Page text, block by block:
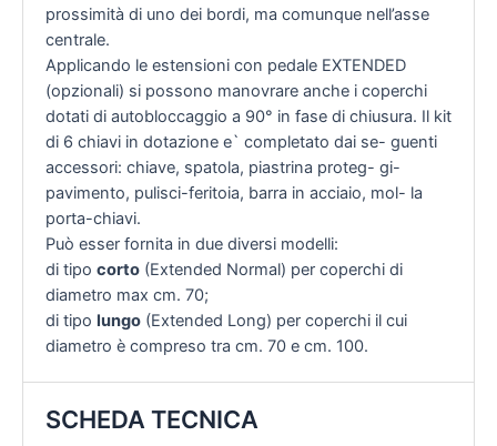
prossimità di uno dei bordi, ma comunque nell’asse
centrale.
Applicando le estensioni con pedale EXTENDED
(opzionali) si possono manovrare anche i coperchi
dotati di autobloccaggio a 90° in fase di chiusura. Il kit
di 6 chiavi in dotazione e` completato dai se- guenti
accessori: chiave, spatola, piastrina proteg- gi-
pavimento, pulisci-feritoia, barra in acciaio, mol- la
porta-chiavi.
Può esser fornita in due diversi modelli:
di tipo corto (Extended Normal) per coperchi di
diametro max cm. 70;
di tipo lungo (Extended Long) per coperchi il cui
diametro è compreso tra cm. 70 e cm. 100.
SCHEDA TECNICA